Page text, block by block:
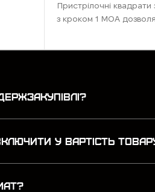
Пристрілочні квадрати
з кроком 1 МОА
У ВАРТІСТЬ